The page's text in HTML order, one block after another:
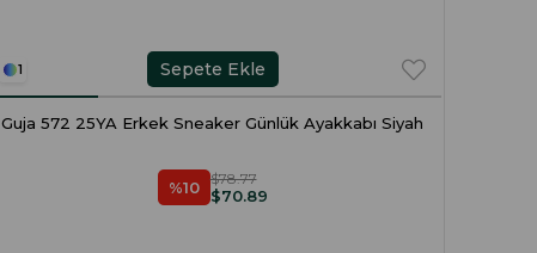
1
Guja 572 25YA Erkek Sneaker Günlük Ayakkabı Siyah
%10 $70.89
$78.77
Sepete Ekle